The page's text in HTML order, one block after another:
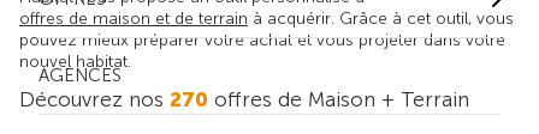
AGENCES
offres de maison et de terrain à acquérir. Grâce à cet outil, vous
pouvez mieux préparer votre achat et vous projeter dans votre
nouvel habitat.
Découvrez nos 270 offres de Maison + Terrain